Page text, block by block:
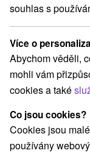
Hotely
Kategorie
Všechny kategorie
Hotely s bazénem
Hotely na
Historické hotely
souhlas s
Více o
Abychom věděli,
mohli vám
cookies a také
Co jsou cookies?
Cookies jsou
používány